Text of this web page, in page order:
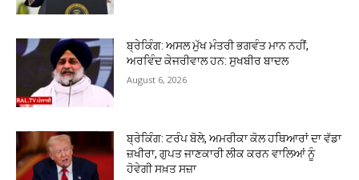
ਬ੍ਰੇਕਿੰਗ: ਅਸਲ ਮੁੱਖ ਮੰਤਰੀ ਭਗਵੰਤ ਮਾਨ ਨਹੀਂ,
ਅਰਵਿੰਦ ਕੇਜਰੀਵਾਲ ਹਨ: ਸੁਖਬੀਰ ਬਾਦਲ
August 6, 2026
ਬ੍ਰੇਕਿੰਗ: ਟਰੰਪ ਬੋਲੇ, ਅਮਰੀਕਾ ਕੋਲ ਹਥਿਆਰਾਂ ਦਾ ਵੱਡਾ
ਜ਼ਖੀਰਾ, ਗੁਪਤ ਜਾਣਕਾਰੀ ਲੀਕ ਕਰਨ ਵਾਲਿਆਂ ਨੂੰ
ਹੋਵੇਗੀ ਸਖ਼ਤ ਸਜ਼ਾ